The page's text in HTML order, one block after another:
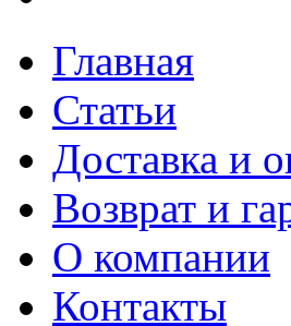
Главная
Статьи
Доставка и
Возврат и
О компании
Контакты